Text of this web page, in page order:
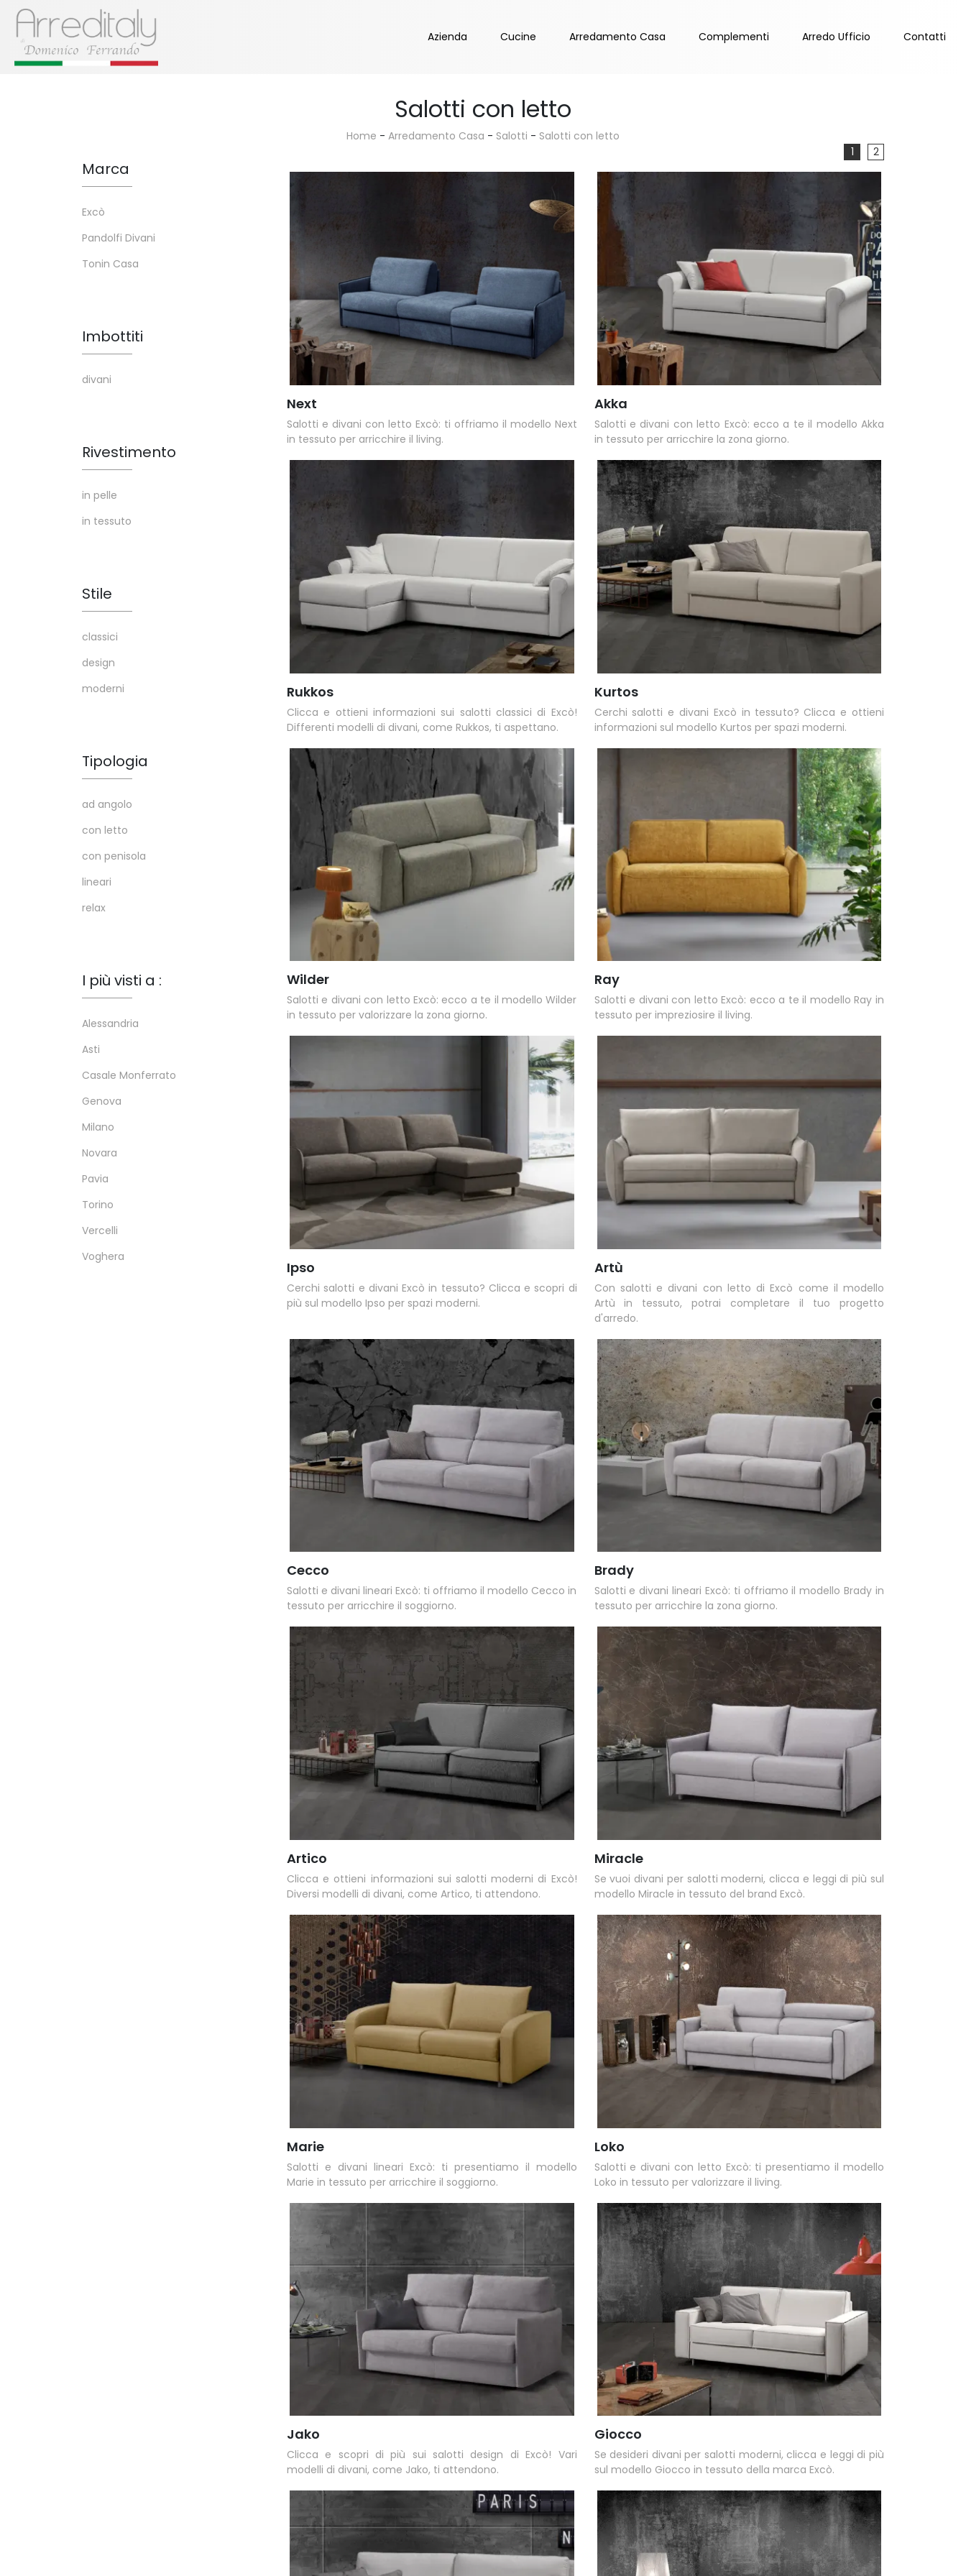
Azienda Cucine Arredamento Casa Complementi Arredo Ufficio Contatti
Salotti con letto
Home - Arredamento Casa - Salotti - Salotti con letto
1
2
Next
Salotti e divani con letto Excò: ti offriamo il modello Next
in tessuto per arricchire il living.
Akka
Salotti e divani con letto Excò: ecco a te il modello Akka
in tessuto per arricchire la zona giorno.
Rukkos
Clicca e ottieni informazioni sui salotti classici di Excò!
Differenti modelli di divani, come Rukkos, ti aspettano.
Kurtos
Cerchi salotti e divani Excò in tessuto? Clicca e ottieni
informazioni sul modello Kurtos per spazi moderni.
Wilder
Salotti e divani con letto Excò: ecco a te il modello Wilder
in tessuto per valorizzare la zona giorno.
Ray
Salotti e divani con letto Excò: ecco a te il modello Ray in
tessuto per impreziosire il living.
Ipso
Cerchi salotti e divani Excò in tessuto? Clicca e scopri di
più sul modello Ipso per spazi moderni.
Artù
Con salotti e divani con letto di Excò come il modello
Artù in tessuto, potrai completare il tuo progetto
d'arredo.
Cecco
Salotti e divani lineari Excò: ti offriamo il modello Cecco in
tessuto per arricchire il soggiorno.
Brady
Salotti e divani lineari Excò: ti offriamo il modello Brady in
tessuto per arricchire la zona giorno.
Artico
Clicca e ottieni informazioni sui salotti moderni di Excò!
Diversi modelli di divani, come Artico, ti attendono.
Miracle
Se vuoi divani per salotti moderni, clicca e leggi di più sul
modello Miracle in tessuto del brand Excò.
Marie
Salotti e divani lineari Excò: ti presentiamo il modello
Marie in tessuto per arricchire il soggiorno.
Loko
Salotti e divani con letto Excò: ti presentiamo il modello
Loko in tessuto per valorizzare il living.
Jako
Clicca e scopri di più sui salotti design di Excò! Vari
modelli di divani, come Jako, ti attendono.
Giocco
Se desideri divani per salotti moderni, clicca e leggi di più
sul modello Giocco in tessuto della marca Excò.
Marca
Excò
Pandolfi Divani
Tonin Casa
Imbottiti
divani
Rivestimento
in pelle
in tessuto
Stile
classici
design
moderni
Tipologia
ad angolo
con letto
con penisola
lineari
relax
I più visti a :
Alessandria
Asti
Casale Monferrato
Genova
Milano
Novara
Pavia
Torino
Vercelli
Voghera